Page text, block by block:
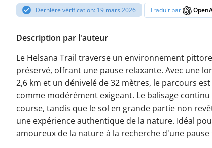
Dernière vérification: 19 mars 2026 Traduit par
Description par l'auteur
Le Helsana Trail traverse un environnement
préservé, offrant une pause relaxante. Avec une
2,6 km et un dénivelé de 32 mètres, le parcours est
comme modérément exigeant. Le balisage continu
course, tandis que le sol en grande partie non
une expérience authentique de la nature. Idéal
amoureux de la nature à la recherche d'une